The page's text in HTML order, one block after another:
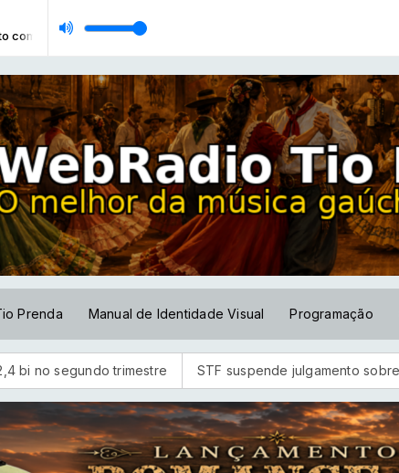
Jardel Silva
mate [Os Monarcas]
Prenda Manual de Identidade Visual Programação
segundo trimestre STF suspende julgamento sobre